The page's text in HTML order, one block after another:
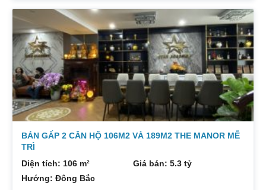
Giá: 3 tỷ. Diện tích: 67 m². Phòng ngủ: 2PN 2WC. Hướng
ban công: Đông Nam. Nội thất: Nhà full đồ đẹp, Có sổ. Giá:
3 tỷ 250. Diện tích: 86 m². Phòng ngủ: 2PN 2WC. Hướng
ban công: Tây tứ trạch. Nội thất: Nhà full đồ. Có sổ. Giá: 4
tỷ.
BÁN GẤP 2 CĂN HỘ 106M2 VÀ 189M2 THE MANOR MỄ
TRÌ
Diện tích: 106 m²
Giá bán: 5.3 tỷ
Hướng: Đông Bắc